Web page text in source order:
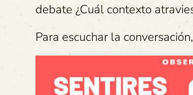
debate ¿Cuál contexto
Para escuchar la